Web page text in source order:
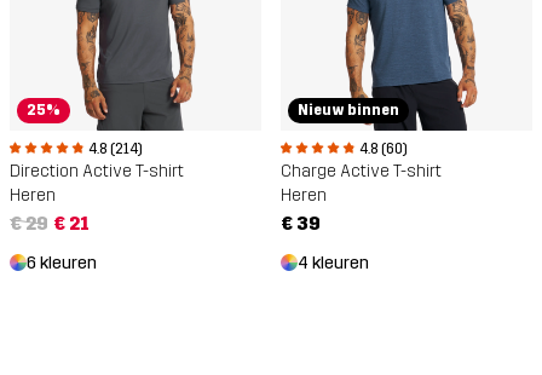
25%
4.8 (214)
Direction Active T-shirt
Heren
€ 29 € 21
6 kleuren
Nieuw binnen
4.8 (60)
Charge Active T-shirt
Heren
€ 39
4 kleuren